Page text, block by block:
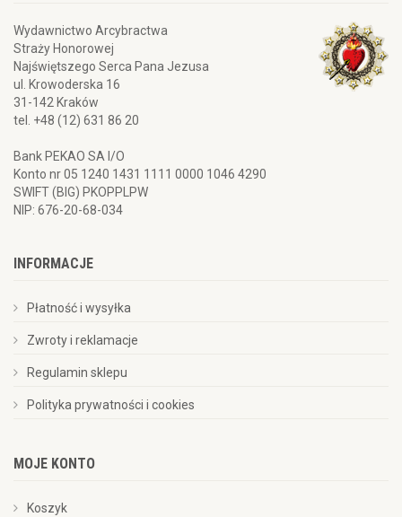
Wydawnictwo Arcybractwa
Straży Honorowej
Najświętszego Serca Pana Jezusa
ul. Krowoderska 16
31-142 Kraków
tel. +48 (12) 631 86 20
Bank PEKAO SA I/O
Konto nr 05 1240 1431 1111 0000 1046 4290
SWIFT (BIG) PKOPPLPW
NIP: 676-20-68-034
INFORMACJE
Płatność i wysyłka
Zwroty i reklamacje
Regulamin sklepu
Polityka prywatności i cookies
MOJE KONTO
Koszyk